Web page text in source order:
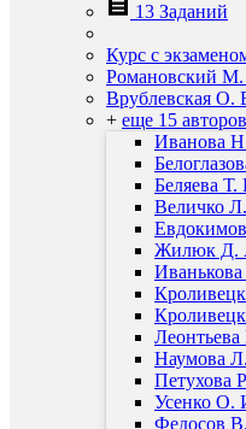
13 Заданий
Курс с
Романовский
Врублевская О.
+ еще 15 авторов
Иванова
Беляева Т.
Величко
Жилюк Д.
Наумова
Петухова
Усенко О.
Федосов